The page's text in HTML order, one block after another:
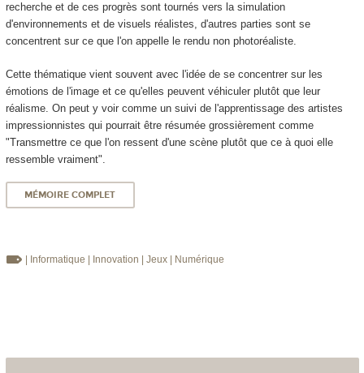
recherche et de ces progrès sont tournés vers la simulation
d'environnements et de visuels réalistes, d'autres parties sont se
concentrent sur ce que l'on appelle le rendu non photoréaliste.
Cette thématique vient souvent avec l'idée de se concentrer sur les
émotions de l'image et ce qu'elles peuvent véhiculer plutôt que leur
réalisme. On peut y voir comme un suivi de l'apprentissage des artistes
impressionnistes qui pourrait être résumée grossièrement comme
"Transmettre ce que l'on ressent d'une scène plutôt que ce à quoi elle
ressemble vraiment".
MÉMOIRE COMPLET
| Informatique | Innovation | Jeux | Numérique